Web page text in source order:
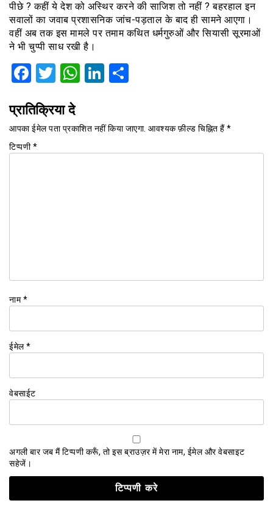
पीछे ? कहीं ये देश को अस्थिर करने की साजिश तो नहीं ? बहरहाल इन
सवालों का जवाब प्रशासनिक जांच-पड़ताल के बाद ही सामने आएगा।
वहीं अब तक इस मामले पर तमाम कथित धर्मगुरुओं और सियासी सूरमाओं
ने भी चुप्पी साध रखी है।
Facebook
Twitter
WhatsApp
LinkedIn
प्रातिक्रिया दे
आपका ईमेल पता प्रकाशित नहीं किया जाएगा. आवश्यक फ़ील्ड चिह्नित हैं*
टिप्पणी*
नाम*
ईमेल*
वेबसाईट
अगली बार जब मैं टिप्पणी करूँ, तो इस ब्राउज़र में मेरा नाम, ईमेल और वेबसाइट
सहेजें।